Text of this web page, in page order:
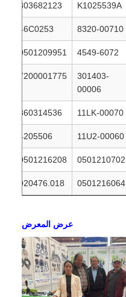
K1025539A
803682123
8320-00710
46C0253
4549-6072
0501209951
301403-
00006
7200001775
11LK-00070
860314536
11U2-00060
4205506
0501210702
0501216208
0501216064
920476.018
عرض المعرض